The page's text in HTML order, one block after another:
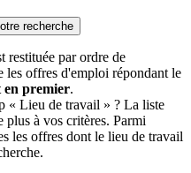
recherche
restituée par ordre de
les offres d'emploi répondant le
en premier.
« Lieu de travail » ? La liste
plus à vos critères. Parmi
les offres dont le lieu de travail